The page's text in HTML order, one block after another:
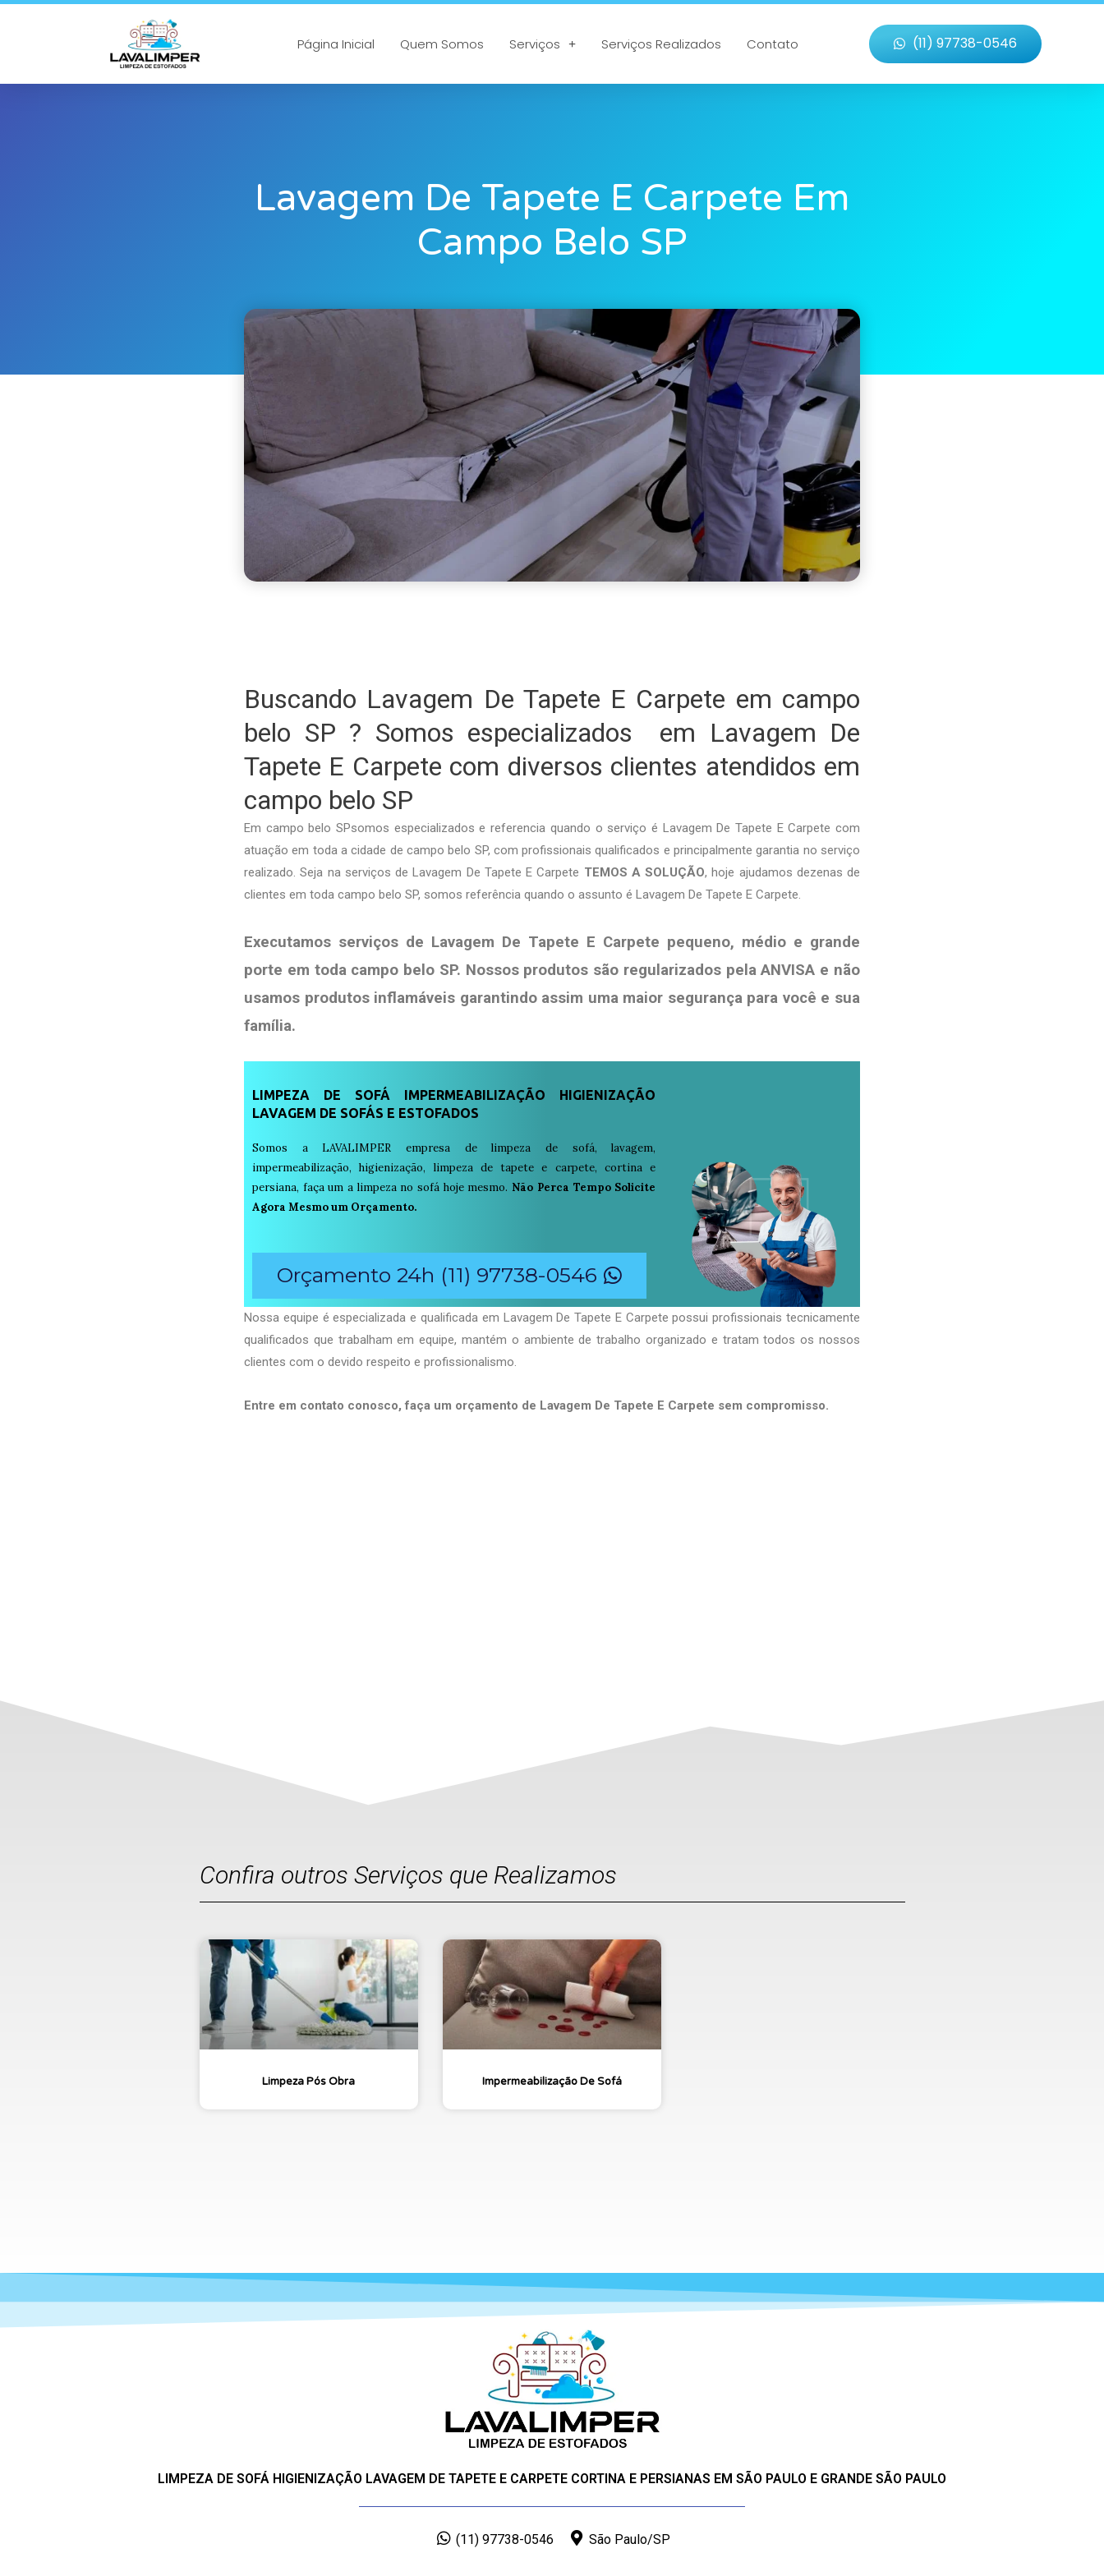
Página Inicial Quem Somos Serviços Serviços Realizados Contato (11) 97738-0546
Lavagem De Tapete E Carpete Em
Campo Belo SP
Buscando Lavagem De Tapete E Carpete em campo
belo SP ? Somos especializados em Lavagem De
Tapete E Carpete com diversos clientes atendidos em
campo belo SP
Em campo belo SPsomos especializados e referencia quando o serviço é Lavagem De Tapete E Carpete com
atuação em toda a cidade de campo belo SP, com profissionais qualificados e principalmente garantia no serviço
realizado. Seja na serviços de Lavagem De Tapete E Carpete TEMOS A SOLUÇÃO, hoje ajudamos dezenas de
clientes em toda campo belo SP, somos referência quando o assunto é Lavagem De Tapete E Carpete.
Executamos serviços de Lavagem De Tapete E Carpete pequeno, médio e grande
porte em toda campo belo SP. Nossos produtos são regularizados pela ANVISA e não
usamos produtos inflamáveis garantindo assim uma maior segurança para você e sua
família.
LIMPEZA DE SOFÁ IMPERMEABILIZAÇÃO HIGIENIZAÇÃO
LAVAGEM DE SOFÁS E ESTOFADOS
Somos a LAVALIMPER empresa de limpeza de sofá, lavagem,
impermeabilização, higienização, limpeza de tapete e carpete, cortina e
persiana, faça um a limpeza no sofá hoje mesmo. Não Perca Tempo Solicite
Agora Mesmo um Orçamento.
Orçamento 24h (11) 97738-0546
Nossa equipe é especializada e qualificada em Lavagem De Tapete E Carpete possui profissionais tecnicamente
qualificados que trabalham em equipe, mantém o ambiente de trabalho organizado e tratam todos os nossos
clientes com o devido respeito e profissionalismo.
Entre em contato conosco, faça um orçamento de Lavagem De Tapete E Carpete sem compromisso.
Confira outros Serviços que Realizamos
Limpeza Pós Obra Impermeabilização De Sofá
LIMPEZA DE SOFÁ HIGIENIZAÇÃO LAVAGEM DE TAPETE E CARPETE CORTINA E PERSIANAS EM SÃO PAULO E GRANDE SÃO PAULO
(11) 97738-0546 São Paulo/SP